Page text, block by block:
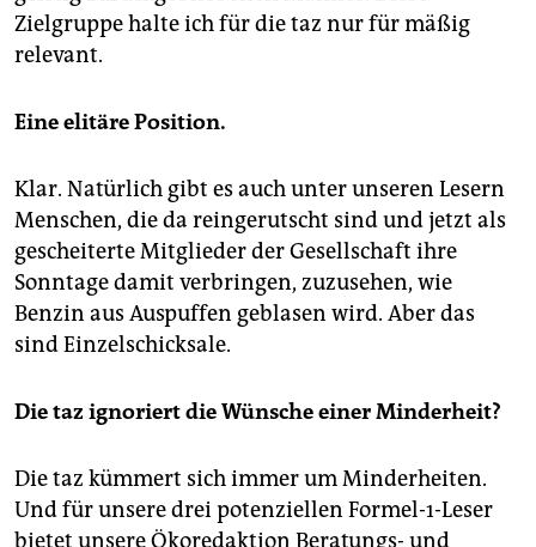
Zielgruppe halte ich für die taz nur für mäßig
relevant.
Eine elitäre Position.
Klar. Natürlich gibt es auch unter unseren Lesern
Menschen, die da reingerutscht sind und jetzt als
gescheiterte Mitglieder der Gesellschaft ihre
Sonntage damit verbringen, zuzusehen, wie
Benzin aus Auspuffen geblasen wird. Aber das
sind Einzelschicksale.
Die taz ignoriert die Wünsche einer Minderheit?
Die taz kümmert sich immer um Minderheiten.
Und für unsere drei potenziellen Formel-1-Leser
bietet unsere Ökoredaktion Beratungs- und